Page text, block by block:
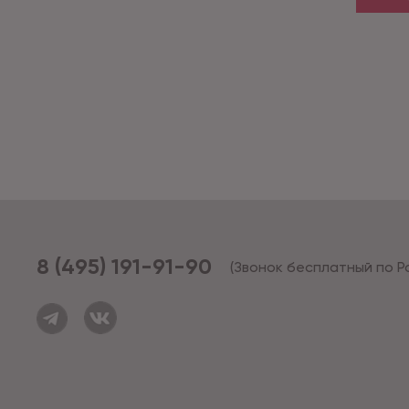
8 (495) 191-91-90 (Звонок бесплатный по